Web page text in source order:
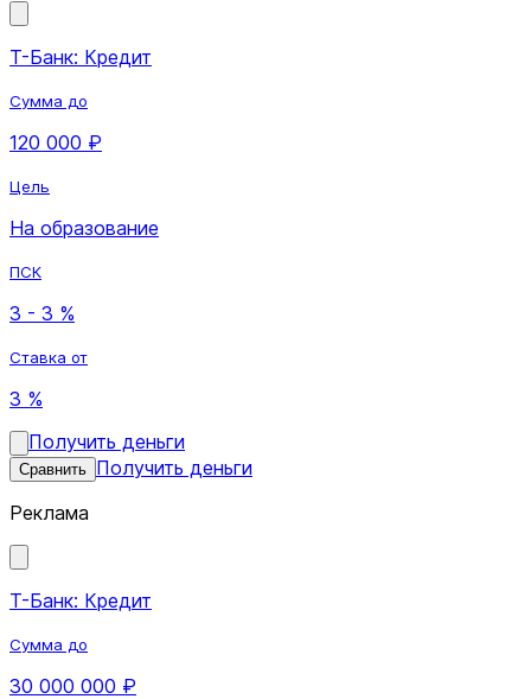
Т-Банк: Кредит
Сумма до
120 000 ₽
Цель
На образование
ПСК
3 - 3 %
Ставка от
3 %
Получить деньги
Сравнить Получить деньги
Реклама
Т-Банк: Кредит
Сумма до
30 000 000 ₽